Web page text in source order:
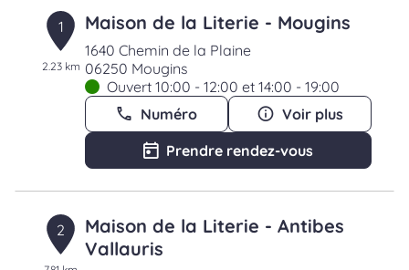
1
2.23 km
Maison de la Literie - Mougins
1640 Chemin de la Plaine
06250 Mougins
Ouvert 10:00 - 12:00 et 14:00 - 19:00
Numéro
Voir plus
Prendre rendez-vous
2
Maison de la Literie - Antibes
Vallauris